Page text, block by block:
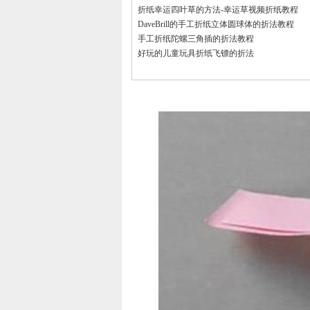
折纸幸运四叶草的方法-幸运草视频折纸教程
DaveBrill的手工折纸立体圆球体的折法教程
手工折纸陀螺三角插的折法教程
好玩的儿童玩具折纸飞镖的折法